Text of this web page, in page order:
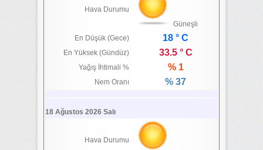
Hava Durumu
Güneşli
En Düşük (Gece)
18 ° C
En Yüksek (Gündüz) 33.5 ° C
Yağış İhtimali % % 1
Nem Oranı % 37
18 Ağustos 2026 Salı
Hava Durumu